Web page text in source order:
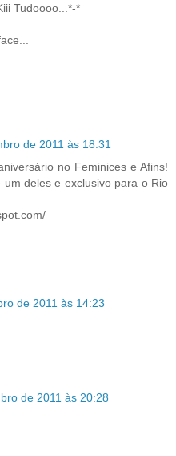
Tudoooo...*-*
de 2011 às 18:31
no Feminices e Afins!
deles e exclusivo para o Rio
de 2011 às 14:23
de 2011 às 20:28